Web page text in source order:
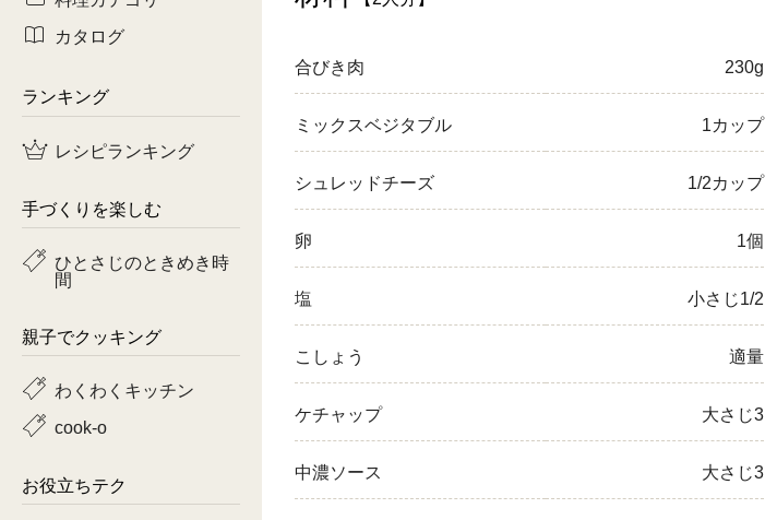
合びき肉 230g
ミックスベジタブル 1カップ
シュレッドチーズ 1/2カップ
卵 1個
塩 小さじ1/2
こしょう 適量
ケチャップ 大さじ3
中濃ソース 大さじ3
鶏肉
魚
カタログ
ランキング
レシピランキング
手づくりを楽しむ
ひとさじのときめき時
間
親子でクッキング
わくわくキッチン
cook-o
お役立ちテク